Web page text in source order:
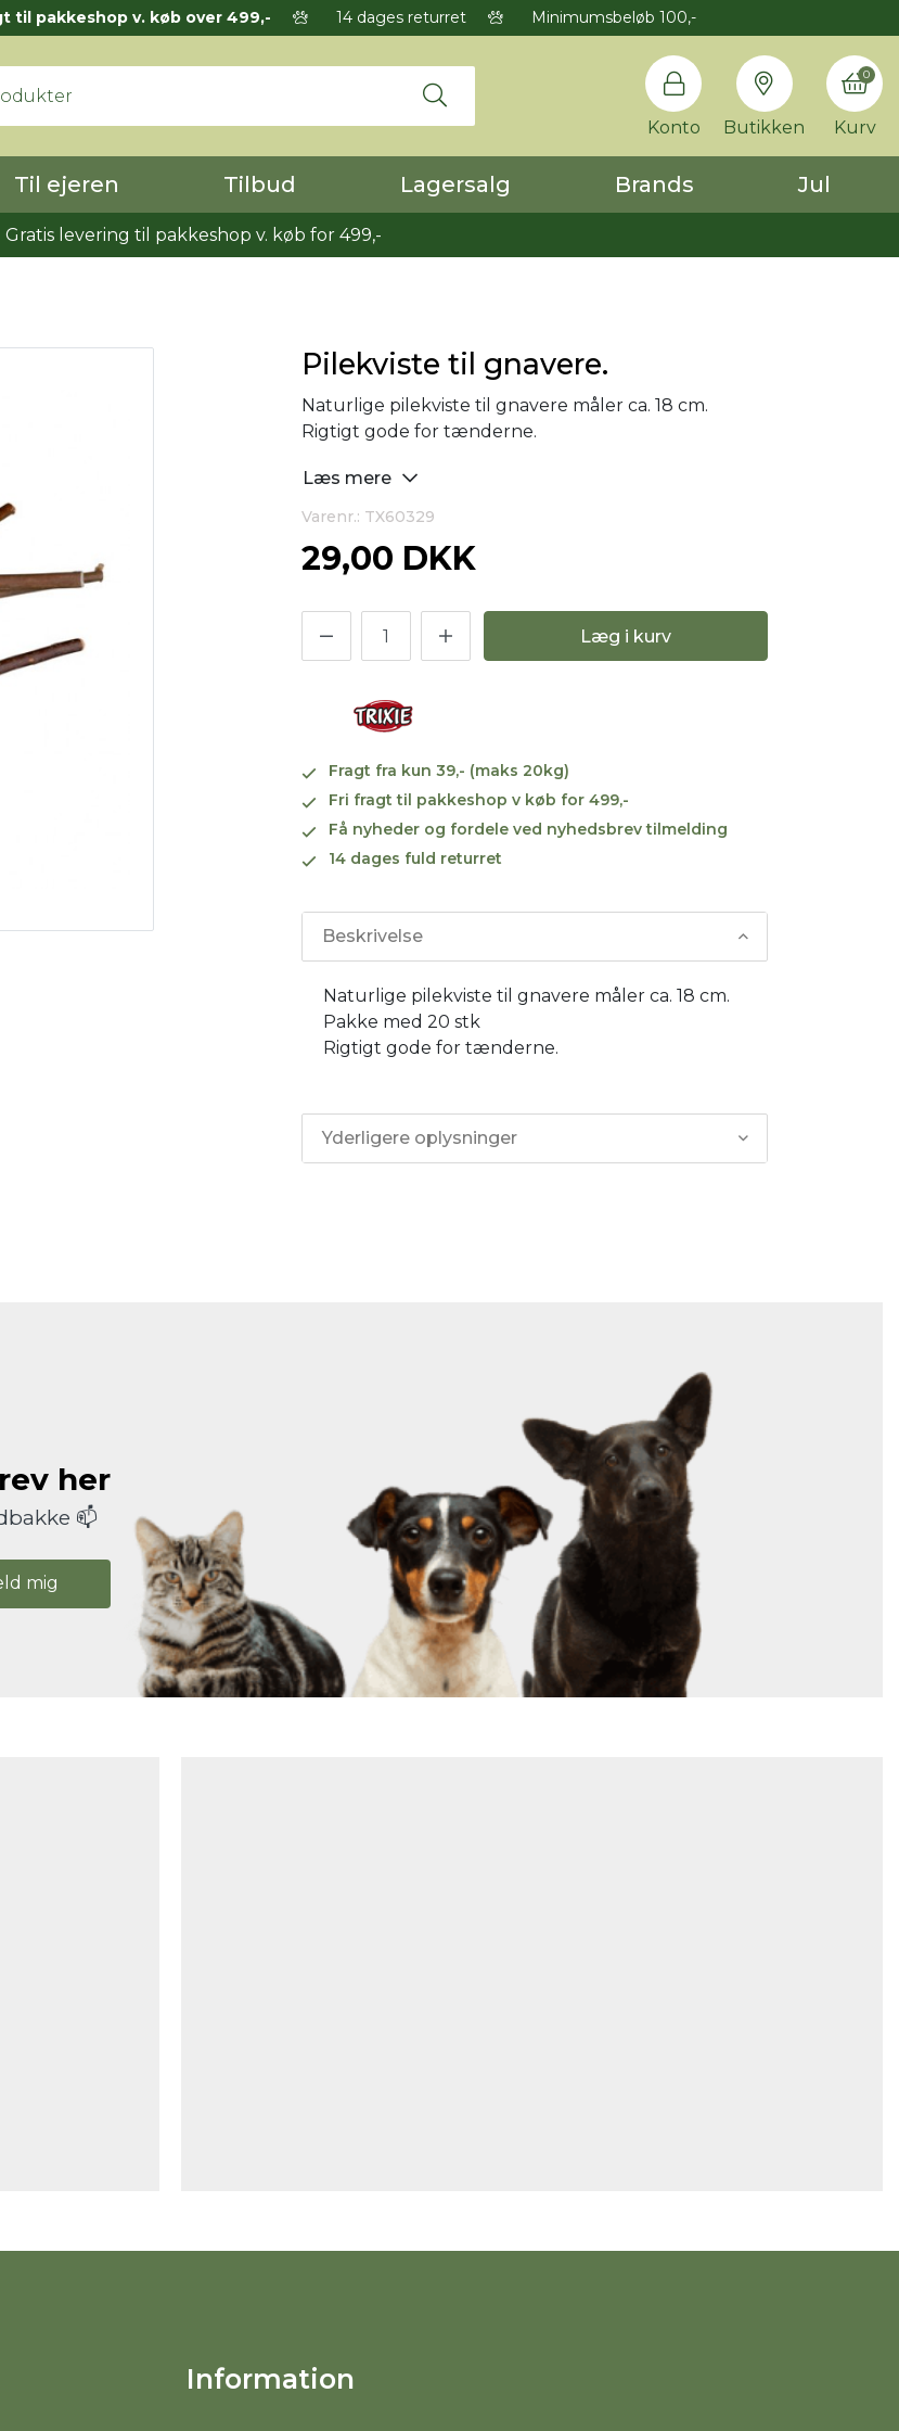
til pakkeshop v. køb over 499,- 14 dages returret Minimumsbeløb 100,-
Konto Butikken Kurv
0
Til ejeren Tilbud Lagersalg Brands Jul
Gratis levering til pakkeshop v. køb for 499,-
Pilekviste til gnavere.
Naturlige pilekviste til gnavere måler ca. 18 cm.
Rigtigt gode for tænderne.
Læs mere
Varenr.: TX60329
29,00 DKK
Læg i kurv
Fragt fra kun 39,- (maks 20kg)
Fri fragt til pakkeshop v køb for 499,-
Få nyheder og fordele ved nyhedsbrev tilmelding
14 dages fuld returret
Beskrivelse
Naturlige pilekviste til gnavere måler ca. 18 cm.
Pakke med 20 stk
Rigtigt gode for tænderne.
Yderligere oplysninger
her
📫
mig
Information